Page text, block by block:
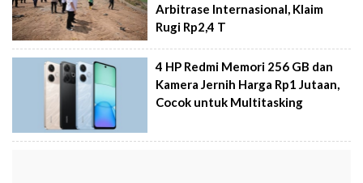
Arbitrase Internasional, Klaim
Rugi Rp2,4 T
4 HP Redmi Memori 256 GB dan
Kamera Jernih Harga Rp1 Jutaan,
Cocok untuk Multitasking